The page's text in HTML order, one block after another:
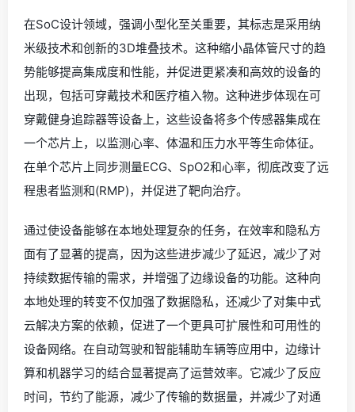
在SoC设计领域，强调小型化至关重要，其标志是采用纳
米级技术和创新的3D堆叠技术。这种缩小晶体管尺寸的趋
势能够提高集成度和性能，并促进更紧凑和高效的设备的
出现，包括可穿戴技术和医疗植入物。这种进步体现在可
穿戴健身追踪器等设备上，这些设备将多个传感器集成在
一个芯片上，以监测心率、体温和压力水平等生命体征。
在单个芯片上同步测量ECG、SpO2和心率，彻底改变了远
程患者监测和(RMP)，并促进了靶向治疗。
通过使设备能够在本地处理复杂的任务，在效率和隐私方
面有了显著的提高，因为这些进步减少了延迟，减少了对
持续数据传输的需求，并增强了边缘设备的功能。这种向
本地处理的转变不仅加强了数据隐私，还减少了对集中式
云解决方案的依赖，促进了一个更具可扩展性和可用性的
设备网络。在自动驾驶和智能辅助车辆等应用中，边缘计
算和机器学习的结合显著提高了运营效率。它减少了反应
时间，节约了能源，减少了传输的数据量，并减少了对通